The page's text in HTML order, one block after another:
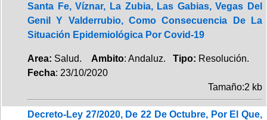
Santa Fe, Víznar, La Zubia, Las Gabias, Vegas Del
Genil Y Valderrubio, Como Consecuencia De La
Situación Epidemiológica Por Covid-19
Area: Salud. Ambito: Andaluz. Tipo: Resolución.
Fecha: 23/10/2020
Tamaño:2 kb
Decreto-Ley 27/2020, De 22 De Octubre, Por El Que,